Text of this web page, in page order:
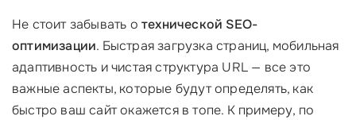
Не стоит забывать о технической SEO-
оптимизации. Быстрая загрузка страниц, мобильная
адаптивность и чистая структура URL — все это
важные аспекты, которые будут определять, как
быстро ваш сайт окажется в топе. К примеру, по